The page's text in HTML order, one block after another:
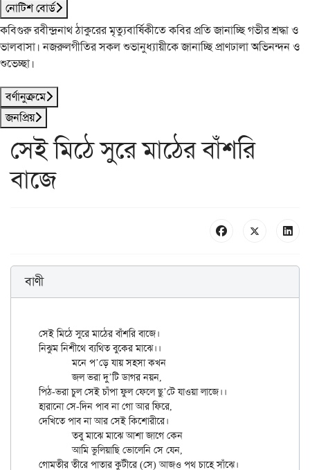
নোটিশ বোর্ড
কবিগুরু রবীন্দ্রনাথ ঠাকুরের মৃত্যুবার্ষিকীতে কবির প্রতি জানাচ্ছি গভীর শ্রদ্ধা ও
ভালবাসা। নজরুলগীতির সকল শুভানুধ্যায়ীকে জানাচ্ছি প্রাণঢালা অভিনন্দন ও
শুভেচ্ছা।
বর্ণানুক্রমে
জনপ্রিয়
সেই মিঠে সুরে মাঠের বাঁশরি
বাজে
বাণী
সেই মিঠে সুরে মাঠের বাঁশরি বাজে।
নিঝুম নিশীথে ব্যথিত বুকের মাঝে।।
	মনে প’ড়ে যায় সহসা কখন
	জল ভরা দু’টি ডাগর নয়ন,
পিঠ-ভরা চুল সেই চাঁপা ফুল ফেলে ছু’টে যাওয়া লাজে।।
হারানো সে-দিন পাব না গো আর ফিরে,
দেখিতে পাব না আর সেই কিশোরীরে।
	তবু মাঝে মাঝে আশা জাগে কেন
	আমি ভুলিয়াছি ভোলেনি সে যেন,